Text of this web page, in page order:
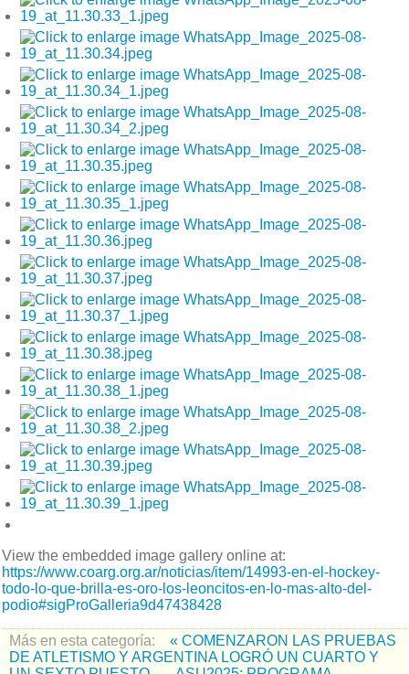
View the embedded image gallery online at:
https://www.coarg.org.ar/noticias/item/14993-en-el-hockey-
todo-lo-que-brilla-es-oro-los-leoncitos-en-lo-mas-alto-del-
podio#sigProGalleria9d47438428
Más en esta categoría:
« COMENZARON LAS PRUEBAS
DE ATLETISMO Y ARGENTINA LOGRÓ UN CUARTO Y